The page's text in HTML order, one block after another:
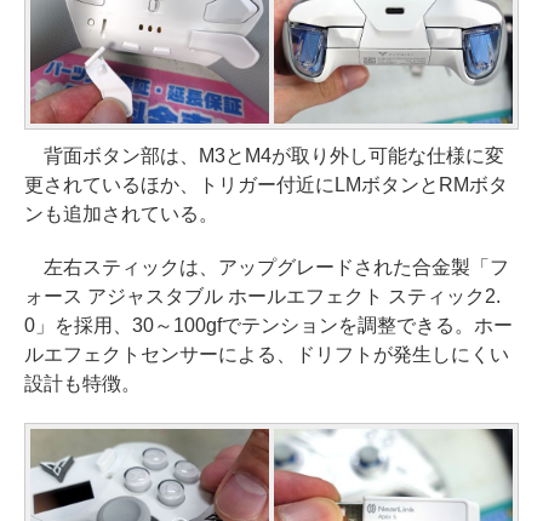
背面ボタン部は、M3とM4が取り外し可能な仕様に変
更されているほか、トリガー付近にLMボタンとRMボタ
ンも追加されている。
左右スティックは、アップグレードされた合金製「フ
ォース アジャスタブル ホールエフェクト スティック2.
0」を採用、30～100gfでテンションを調整できる。ホー
ルエフェクトセンサーによる、ドリフトが発生しにくい
設計も特徴。